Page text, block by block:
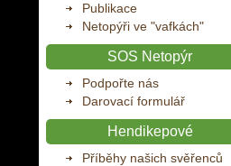
Publikace
Netopýři ve "vafkách"
SOS Netopýr
Podpořte nás
Darovací formulář
Hendikepové
Příběhy našich svěřenců